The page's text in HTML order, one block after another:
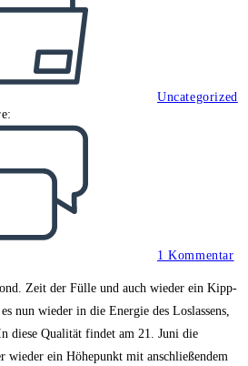
Uncategorized
1 Kommentar
Zeit der Fülle und auch wieder ein Kipp-
nun wieder in die Energie des Loslassens,
diese Qualität findet am 21. Juni die
wieder ein Höhepunkt mit anschließendem